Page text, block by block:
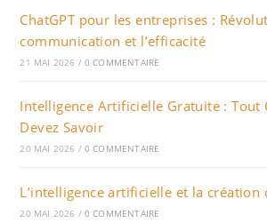
ChatGPT pour les entreprises :
communication et l’efficacité
21 MAI 2026 / 0 COMMENTAIRE
Intelligence Artificielle Gratuite : Tout
Devez Savoir
20 MAI 2026 / 0 COMMENTAIRE
L’intelligence artificielle et la création
20 MAI 2026 / 0 COMMENTAIRE